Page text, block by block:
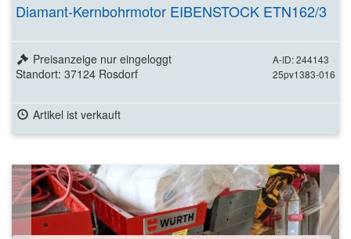
Diamant-Kernbohrmotor EIBENSTOCK ETN162/3
A-ID: 244143
25pv1383-016
Preisanzeige nur eingeloggt
Standort: 37124 Rosdorf
Artikel ist verkauft